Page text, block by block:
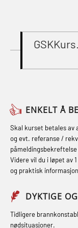
GOC
(GMDSS)
STCW
STCW
og
STCW
og
Webinar
STCW
inkl.
ENKELT Å
Skal kurset betales
og evt. referanse /
Videre vil du i løpet av
og praktisk
DYKTIGE
Tidligere
nødsituasjoner.